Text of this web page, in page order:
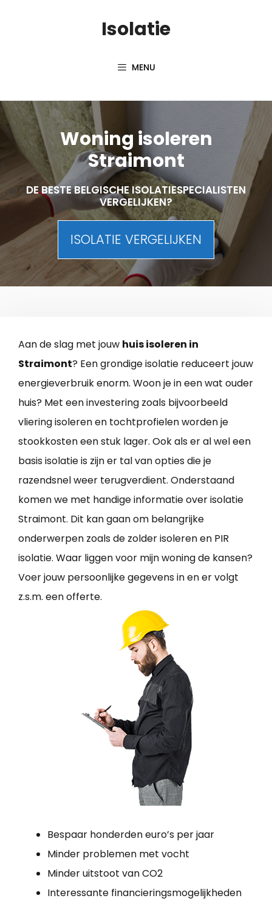
Isolatie
MENU
Woning isoleren
Straimont
DE BESTE BELGISCHE ISOLATIESPECIALISTEN
VERGELIJKEN?
ISOLATIE VERGELIJKEN
Aan de slag met jouw huis isoleren in
Straimont? Een grondige isolatie reduceert jouw
energieverbruik enorm. Woon je in een wat ouder
huis? Met een investering zoals bijvoorbeeld
vliering isoleren en tochtprofielen worden je
stookkosten een stuk lager. Ook als er al wel een
basis isolatie is zijn er tal van opties die je
razendsnel weer terugverdient. Onderstaand
komen we met handige informatie over isolatie
Straimont. Dit kan gaan om belangrijke
onderwerpen zoals de zolder isoleren en PIR
isolatie. Waar liggen voor mijn woning de kansen?
Voer jouw persoonlijke gegevens in en er volgt
z.s.m. een offerte.
Bespaar honderden euro’s per jaar
Minder problemen met vocht
Minder uitstoot van CO2
Interessante financieringsmogelijkheden